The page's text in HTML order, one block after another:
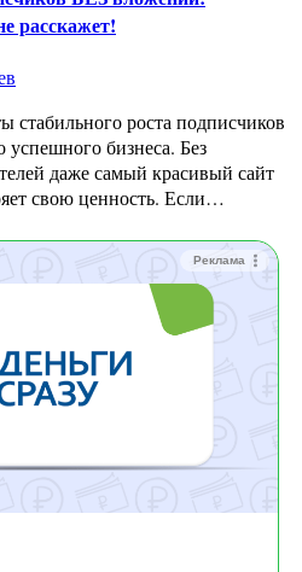
расскажет!
бизнеса. Без
даже самый красивый сайт
свою ценность. Если…
Реклама